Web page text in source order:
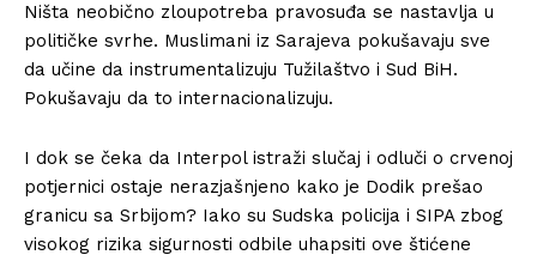
Ništa neobično zloupotreba pravosuđa se nastavlja u
političke svrhe. Muslimani iz Sarajeva pokušavaju sve
da učine da instrumentalizuju Tužilaštvo i Sud BiH.
Pokušavaju da to internacionalizuju.
I dok se čeka da Interpol istraži slučaj i odluči o crvenoj
potjernici ostaje nerazjašnjeno kako je Dodik prešao
granicu sa Srbijom? Iako su Sudska policija i SIPA zbog
visokog rizika sigurnosti odbile uhapsiti ove štićene